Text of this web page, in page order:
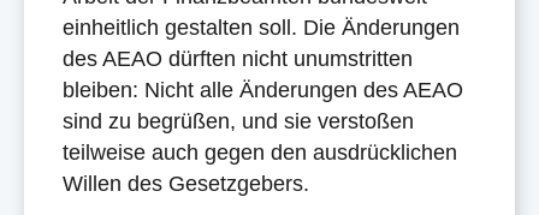
einheitlich gestalten soll. Die Änderungen
des AEAO dürften nicht unumstritten
bleiben: Nicht alle Änderungen des AEAO
sind zu begrüßen, und sie verstoßen
teilweise auch gegen den ausdrücklichen
Willen des Gesetzgebers.